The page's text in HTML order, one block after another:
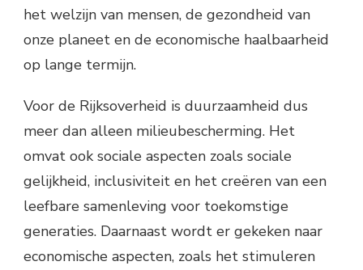
het welzijn van mensen, de gezondheid van
onze planeet en de economische haalbaarheid
op lange termijn.
Voor de Rijksoverheid is duurzaamheid dus
meer dan alleen milieubescherming. Het
omvat ook sociale aspecten zoals sociale
gelijkheid, inclusiviteit en het creëren van een
leefbare samenleving voor toekomstige
generaties. Daarnaast wordt er gekeken naar
economische aspecten, zoals het stimuleren